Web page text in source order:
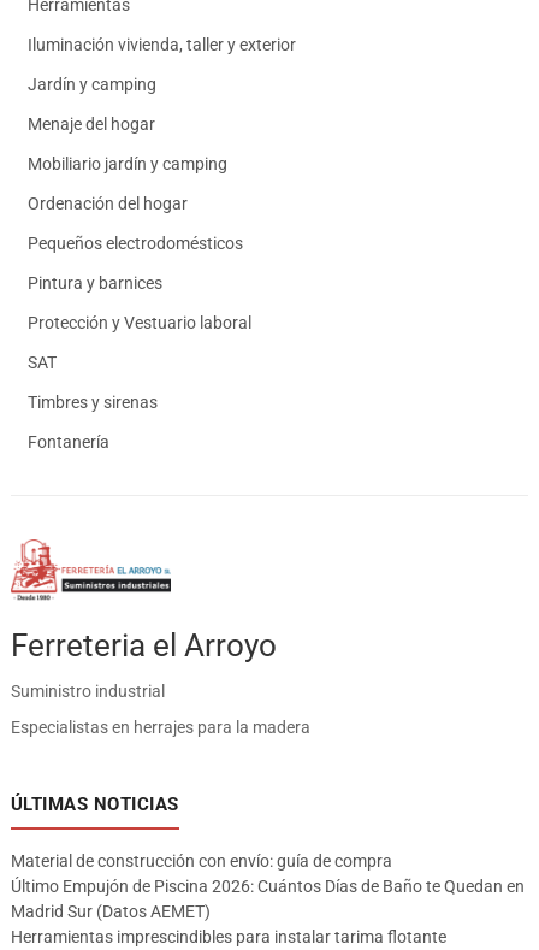
Herramientas
Iluminación vivienda, taller y exterior
Jardín y camping
Menaje del hogar
Mobiliario jardín y camping
Ordenación del hogar
Pequeños electrodomésticos
Pintura y barnices
Protección y Vestuario laboral
SAT
Timbres y sirenas
Fontanería
Ferreteria el Arroyo
Suministro industrial
Especialistas en herrajes para la madera
ÚLTIMAS NOTICIAS
Material de construcción con envío: guía de compra
Último Empujón de Piscina 2026: Cuántos Días de Baño te Quedan en
Madrid Sur (Datos AEMET)
Herramientas imprescindibles para instalar tarima flotante